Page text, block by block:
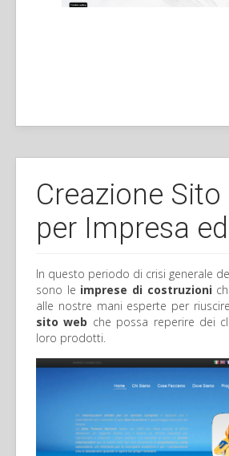
Creazione Sito
per Impresa
In questo periodo di crisi generale
sono le imprese di costruzioni
alle nostre mani esperte per
sito web che possa reperire dei
loro prodotti.